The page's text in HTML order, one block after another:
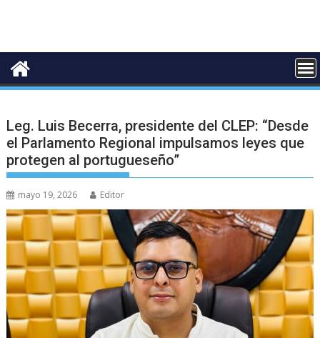
Leg. Luis Becerra, presidente del CLEP: “Desde
el Parlamento Regional impulsamos leyes que
protegen al portugueseño”
mayo 19, 2026 Editor